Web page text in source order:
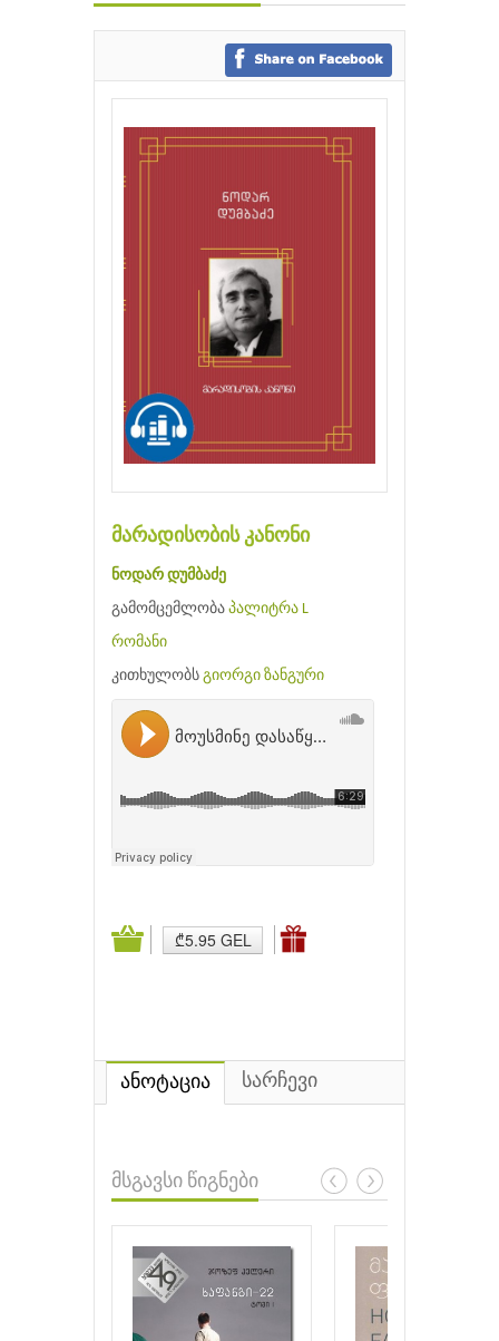
გამომცემლობები
მარადისობის კანონი
ნოდარ დუმბაძე
გამომცემლობა პალიტრა L
რომანი
კითხულობს გიორგი ზანგური
₾5.95 GEL
ანოტაცია სარჩევი
მსგავსი წიგნები